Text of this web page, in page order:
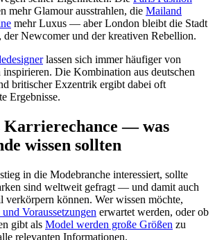
mehr Glamour ausstrahlen, die Mailand
mehr Luxus — aber London bleibt die Stadt
der Newcomer und der kreativen Rebellion.
lassen sich immer häufiger von
Die Kombination aus deutschen
britischer Exzentrik ergibt dabei oft
Ergebnisse.
— was
wissen sollten
in die Modebranche interessiert, sollte
sind weltweit gefragt — und damit auch
verkörpern können. Wer wissen möchte,
Voraussetzungen erwartet werden, oder ob
gibt als Model werden große Größen zu
relevanten Informationen.